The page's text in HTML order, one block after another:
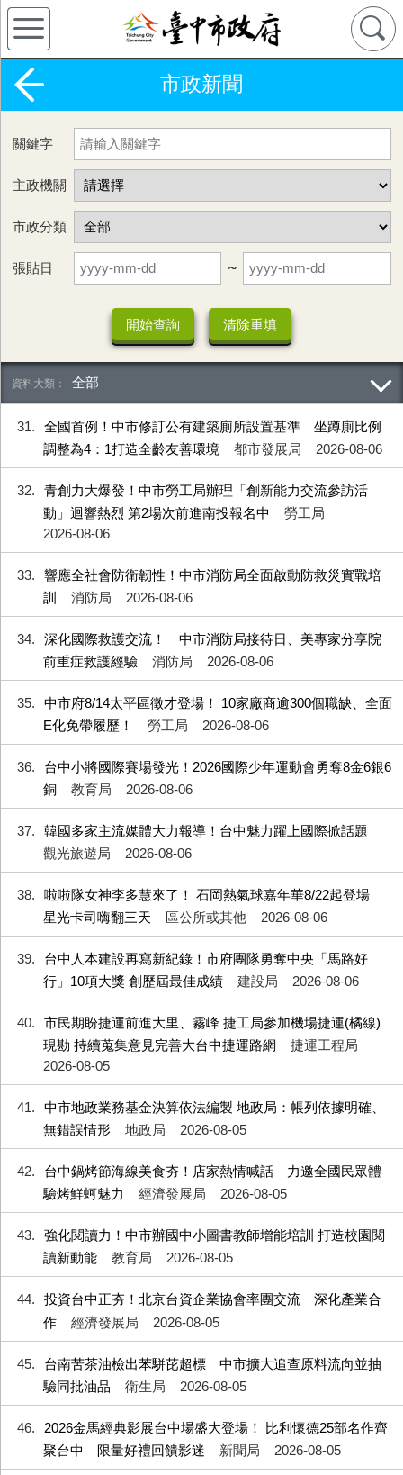
市政新聞
關鍵字
主政機關
市政分類
張貼日 ~
全部
31
全國首例！中市修訂公有建築廁所設置基準 坐蹲廁比例
調整為4：1打造全齡友善環境
都市發展局 2026-08-06
32
青創力大爆發！中市勞工局辦理「創新能力交流參訪活
動」迴響熱烈 第2場次前進南投報名中
勞工局
2026-08-06
33
響應全社會防衛韌性！中市消防局全面啟動防救災實戰培
訓
消防局 2026-08-06
34
深化國際救護交流！ 中市消防局接待日、美專家分享院
前重症救護經驗
消防局 2026-08-06
35
中市府8/14太平區徵才登場！ 10家廠商逾300個職缺、全面
E化免帶履歷！
勞工局 2026-08-06
36
台中小將國際賽場發光！2026國際少年運動會勇奪8金6銀6
銅
教育局 2026-08-06
37
韓國多家主流媒體大力報導！台中魅力躍上國際掀話題
觀光旅遊局
2026-08-06
38
啦啦隊女神李多慧來了！ 石岡熱氣球嘉年華8/22起登場
星光卡司嗨翻三天
區公所或其他 2026-08-06
39
台中人本建設再寫新紀錄！市府團隊勇奪中央「馬路好
行」10項大獎 創歷屆最佳成績
建設局 2026-08-06
40
市民期盼捷運前進大里、霧峰 捷工局參加機場捷運(橘線)
現勘 持續蒐集意見完善大台中捷運路網
捷運工程局
2026-08-05
41
中市地政業務基金決算依法編製 地政局：帳列依據明確、
無錯誤情形
地政局 2026-08-05
42
台中鍋烤節海線美食夯！店家熱情喊話 力邀全國民眾體
驗烤鮮蚵魅力
經濟發展局 2026-08-05
43
強化閱讀力！中市辦國中小圖書教師增能培訓 打造校園閱
讀新動能
教育局 2026-08-05
44
投資台中正夯！北京台資企業協會率團交流 深化產業合
作
經濟發展局 2026-08-05
45
台南苦茶油檢出苯駢芘超標 中市擴大追查原料流向並抽
驗同批油品
衛生局 2026-08-05
46
2026金馬經典影展台中場盛大登場！ 比利懷德25部名作齊
聚台中 限量好禮回饋影迷
新聞局 2026-08-05